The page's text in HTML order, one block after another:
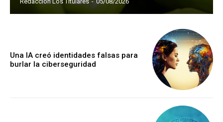
Una IA creó identidades falsas para
burlar la ciberseguridad